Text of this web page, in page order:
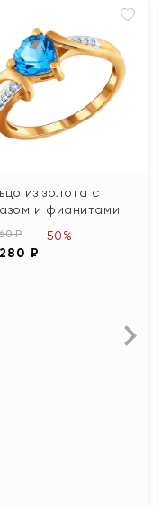
из золота с
и фианитами
₽
₽
-50%